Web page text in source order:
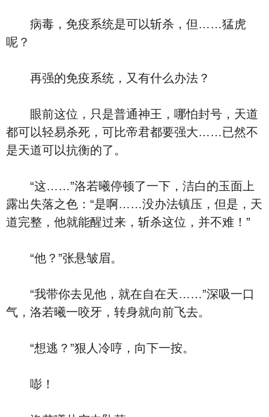
病毒，免疫系统是可以斩杀，但……猛虎
呢？
再强的免疫系统，又有什么办法？
眼前这位，只是普通神王，哪怕封号，天道
都可以轻易杀死，可比帝君都要强大……已然不
是天道可以抗衡的了。
“这……”洛若曦停顿了一下，洁白的玉面上
露出失落之色：“是啊……没办法镇压，但是，天
道完整，他就能醒过来，斩杀这位，并不难！”
“他？”张悬皱眉。
“我带你去见他，就在自在天……”深吸一口
气，洛若曦一咬牙，转身就向前飞去。
“想逃？”狠人冷哼，向下一按。
嘭！